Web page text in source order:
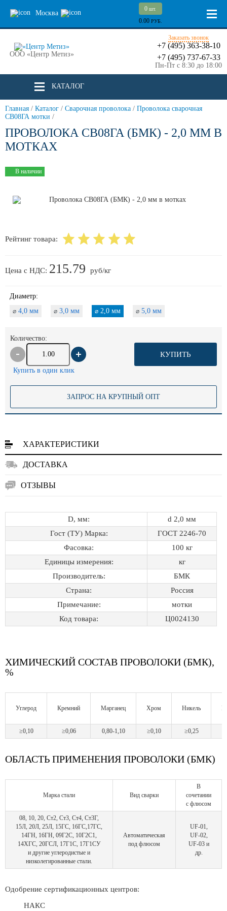
Москва
0 шт.
0.00 РУБ.
ООО «Центр Метиз»
Заказать звонок
+7 (495) 363-38-10
+7 (495) 737-67-33
Пн-Пт с 8:30 до 18:00
КАТАЛОГ
Главная / Каталог / Сварочная проволока / Проволока сварочная
СВ08ГА мотки /
ПРОВОЛОКА СВ08ГА (БМК) - 2,0 ММ В
МОТКАХ
В наличии
Рейтинг товара:
Цена с НДС: 215.79 руб/кг
Диаметр:
⌀ 4,0 мм ⌀ 3,0 мм ⌀ 2,0 мм ⌀ 5,0 мм
Количество:
КУПИТЬ
Купить в один клик
ЗАПРОС НА КРУПНЫЙ ОПТ
ХАРАКТЕРИСТИКИ
ДОСТАВКА
ОТЗЫВЫ
D, мм:
d 2,0 мм
Гост (ТУ) Марка:
ГОСТ 2246-70
Фасовка:
100 кг
Единицы измерения:
кг
Производитель:
БМК
Страна:
Россия
Примечание:
мотки
Код товара:
Ц0024130
ХИМИЧЕСКИЙ СОСТАВ ПРОВОЛОКИ (БМК),
%
Углерод Кремний Марганец Хром Никель
≥0,10 ≥0,06 0,80-1,10 ≥0,10 ≥0,25
ОБЛАСТЬ ПРИМЕНЕНИЯ ПРОВОЛОКИ (БМК)
Марка стали Вид сварки
В
сочетании
с флюсом
08, 10, 20, Ст2, Ст3, Ст4, Ст3Г,
15Л, 20Л, 25Л, 15ГС, 16ГС,17ГС,
14ГН, 16ГН, 09Г2С, 10Г2С1,
14ХГС, 20ГСЛ, 17Г1С, 17Г1СУ
и другие углеродистые и
низколегированные стали.
Автоматическая
под флюсом
UF-01,
UF-02,
UF-03 и
др.
Одобрение сертификационных центров:
НАКС